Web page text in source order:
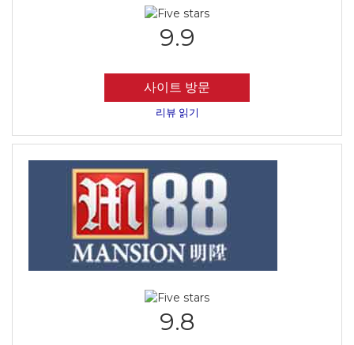
9.9
사이트 방문
리뷰 읽기
9.8